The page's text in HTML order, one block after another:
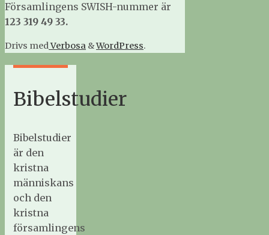
Församlingens SWISH-nummer är
123 319 49 33.
Drivs medVerbosa &WordPress.
Bibelstudier
Bibelstudier
är den
kristna
människans
och den
kristna
församlingens